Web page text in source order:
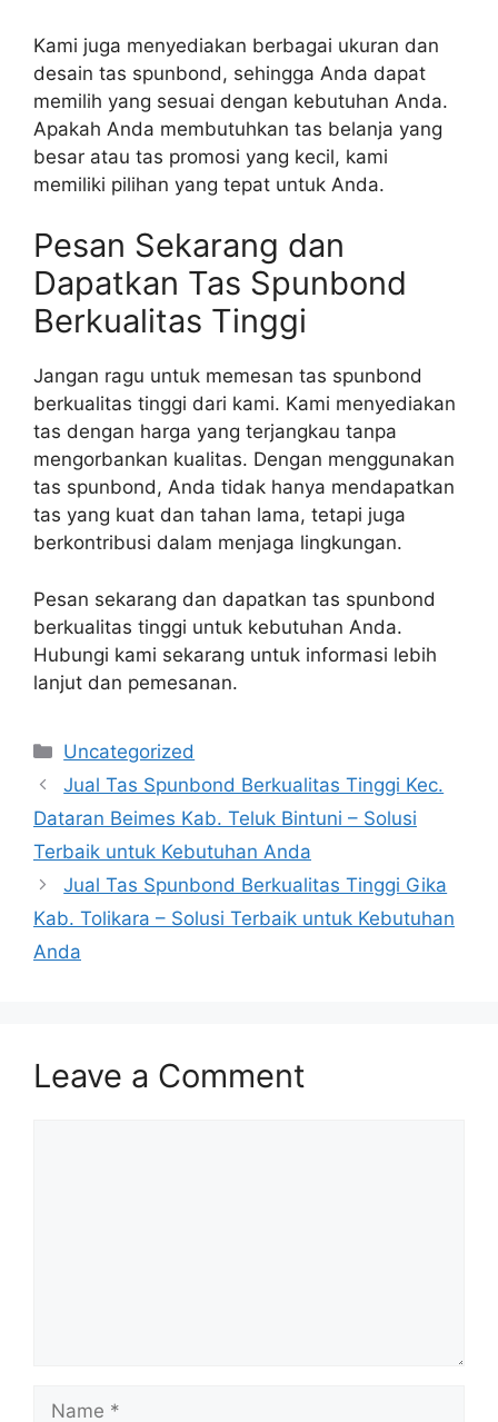
Kami juga menyediakan berbagai ukuran dan
desain tas spunbond, sehingga Anda dapat
memilih yang sesuai dengan kebutuhan Anda.
Apakah Anda membutuhkan tas belanja yang
besar atau tas promosi yang kecil, kami
memiliki pilihan yang tepat untuk Anda.
Pesan Sekarang dan
Dapatkan Tas Spunbond
Berkualitas Tinggi
Jangan ragu untuk memesan tas spunbond
berkualitas tinggi dari kami. Kami menyediakan
tas dengan harga yang terjangkau tanpa
mengorbankan kualitas. Dengan menggunakan
tas spunbond, Anda tidak hanya mendapatkan
tas yang kuat dan tahan lama, tetapi juga
berkontribusi dalam menjaga lingkungan.
Pesan sekarang dan dapatkan tas spunbond
berkualitas tinggi untuk kebutuhan Anda.
Hubungi kami sekarang untuk informasi lebih
lanjut dan pemesanan.
Categories
Uncategorized
Jual Tas Spunbond Berkualitas Tinggi Kec.
Dataran Beimes Kab. Teluk Bintuni – Solusi
Terbaik untuk Kebutuhan Anda
Jual Tas Spunbond Berkualitas Tinggi Gika
Kab. Tolikara – Solusi Terbaik untuk Kebutuhan
Anda
Leave a Comment